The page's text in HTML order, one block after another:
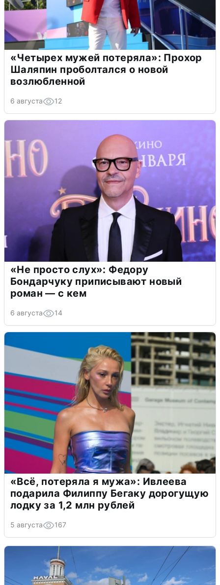
«Четырех мужей потеряла»: Прохор
Шаляпин проболтался о новой
возлюбленной
6 августа 12
«Не просто слух»: Федору
Бондарчуку приписывают новый
роман — с кем
6 августа 14
«Всё, потеряла я мужа»: Ивлеева
подарила Филиппу Бегаку дорогущую
лодку за 1,2 млн рублей
5 августа 167